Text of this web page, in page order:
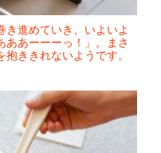
き進めていき、いよいよ
ああーーーっ！」。まさ
ききれないようです。